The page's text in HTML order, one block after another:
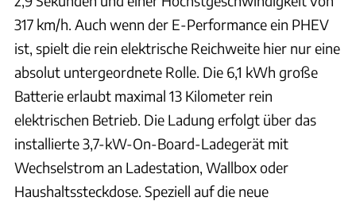
317 km/h. Auch wenn der E-Performance ein PHEV
ist, spielt die rein elektrische Reichweite hier nur eine
absolut untergeordnete Rolle. Die 6,1 kWh große
Batterie erlaubt maximal 13 Kilometer rein
elektrischen Betrieb. Die Ladung erfolgt über das
installierte 3,7-kW-On-Board-Ladegerät mit
Wechselstrom an Ladestation, Wallbox oder
Haushaltssteckdose. Speziell auf die neue